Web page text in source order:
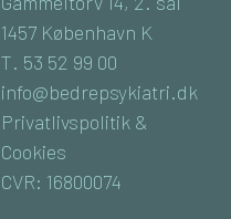
1457 København K
T. 53 52 99 00
info@bedrepsykiatri.dk
Privatlivspolitik &
Cookies
CVR: 16800074